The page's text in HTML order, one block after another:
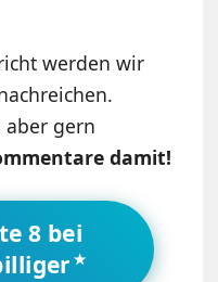
werden wir
aber gern
damit!
8 bei